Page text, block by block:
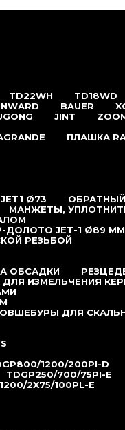
TD22WH TD18WD
BAUER
JINT
ПЛАШКА
Ø73
МАНЖЕТЫ,
ДОЛОТО JET-1 Ø89 ММ
РЕЗЬБОЙ
ОБСАДКИ
ДЛЯ ИЗМЕЛЬЧЕНИЯ
ДЛЯ
1200/200PI-D
TDGP250/700/75PI-E
2X75/100PL-E